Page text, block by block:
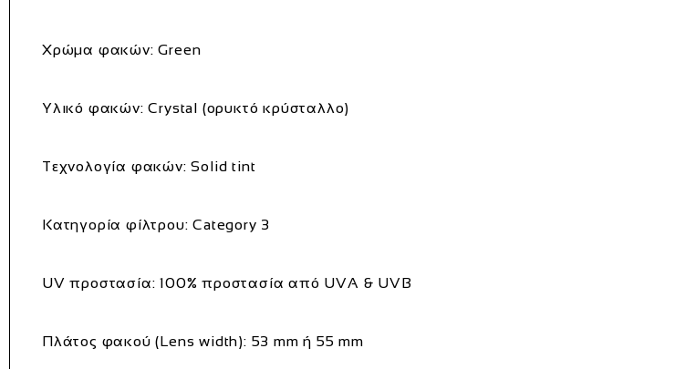
Χρώμα φακών: Green
Υλικό φακών: Crystal (ορυκτό κρύσταλλο)
Τεχνολογία φακών: Solid tint
Κατηγορία φίλτρου: Category 3
UV προστασία: 100% προστασία από UVA & UVB
Πλάτος φακού (Lens width): 53 mm ή 55 mm